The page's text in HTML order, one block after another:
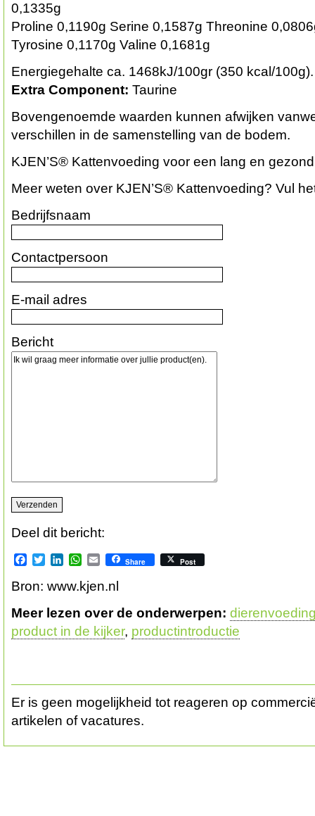
0,1335g
Proline 0,1190g Serine 0,1587g Threonine
Tyrosine 0,1170g Valine 0,1681g
Energiegehalte ca. 1468kJ/100gr (350 kcal/100g).
Extra Component: Taurine
Bovengenoemde waarden kunnen afwijken
verschillen in de samenstelling van de bodem.
KJEN’S® Kattenvoeding voor een lang en
Meer weten over KJEN’S® Kattenvoeding? Vul
Bedrijfsnaam
Contactpersoon
E-mail adres
Bericht
Deel dit bericht:
Facebook
TwitterLinkedInWhatsApp
EmailShare Post
Bron: www.kjen.nl
Meer lezen over de onderwerpen:
product in de kijker, productintroductie
Er is geen mogelijkheid tot reageren op
artikelen of vacatures.